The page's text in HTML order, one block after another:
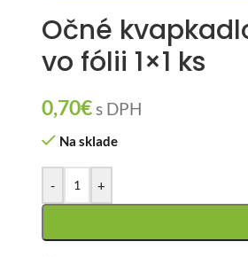
Očné
vo fólii 1×1 ks
0,70€s DPH
Na sklade
- +